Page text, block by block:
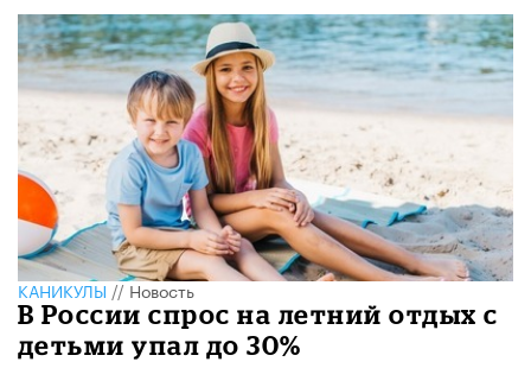
КАНИКУЛЫ//Новость
В России спрос на летний отдых с
детьми упал до 30%